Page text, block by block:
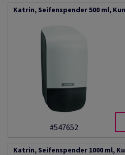
Katrin, Seifenspender 500 ml,
#547652
Katrin, Seifenspender 1000 ml,